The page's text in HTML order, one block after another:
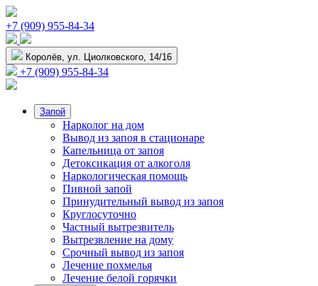
+7 (909) 955-84-34
Королёв, ул. Циолковского, 14/16
+7 (909) 955-84-34
Запой
Нарколог на дом
Вывод из запоя в стационаре
Капельница от запоя
Детоксикация от алкоголя
Наркологическая помощь
Пивной запой
Принудительный вывод из запоя
Круглосуточно
Частный вытрезвитель
Вытрезвление на дому
Срочный вывод из запоя
Лечение похмелья
Лечение белой горячки